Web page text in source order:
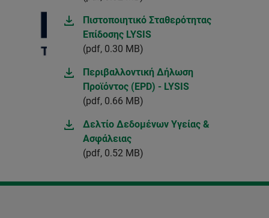
Πιστοποιητικό Σταθερότητας
Επίδοσης LYSIS
(pdf, 0.30 MB)
Περιβαλλοντική Δήλωση
Προϊόντος (EPD) - LYSIS
(pdf, 0.66 MB)
Δελτίο Δεδομένων Υγείας &
Ασφάλειας
(pdf, 0.52 MB)